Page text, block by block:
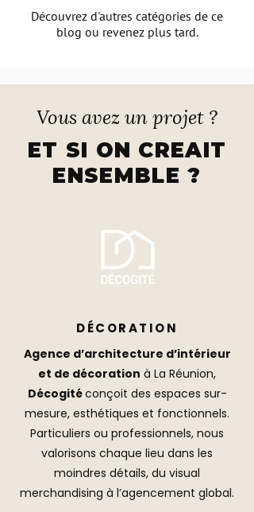
Découvrez d'autres catégories de ce
blog ou revenez plus tard.
Vous avez un projet ?
ET SI ON CREAIT
ENSEMBLE ?
DÉCORATION
Agence d’architecture d’intérieur
et de décoration à La Réunion,
Décogitéconçoit des espaces sur-
mesure, esthétiques et fonctionnels.
Particuliers ou professionnels, nous
valorisons chaque lieu dans les
moindres détails, du visual
merchandising à l’agencement global.